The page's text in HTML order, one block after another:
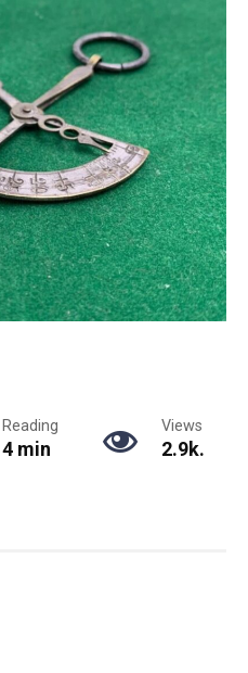
Reading
4 min
Views
2.9k.